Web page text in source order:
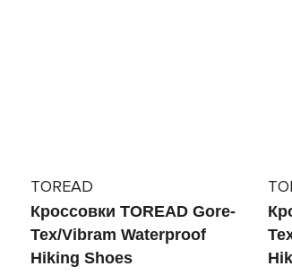
TOREAD
Кроссовки TOREAD Gore-
Tex/Vibram Waterproof
Hiking Shoes